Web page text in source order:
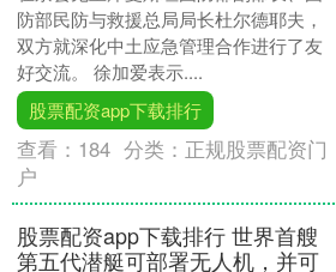
防部民防与救援总局局长杜尔德耶夫，
双方就深化中土应急管理合作进行了友
好交流。 徐加爱表示....
股票配资app下载排行
查看： 184 分类： 正规股票配资门
户
股票配资app下载排行 世界首艘
第五代潜艇可部署无人机，并可